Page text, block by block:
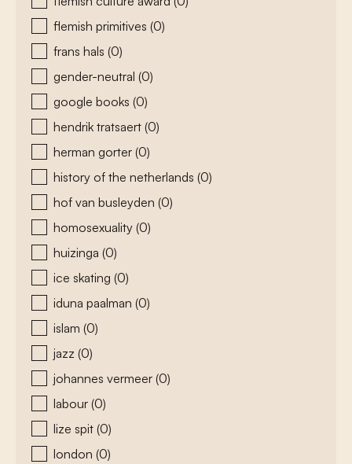
flemish primitives (0)
frans hals (0)
gender-neutral (0)
google books (0)
hendrik tratsaert (0)
herman gorter (0)
history of the netherlands (0)
hof van busleyden (0)
homosexuality (0)
huizinga (0)
ice skating (0)
iduna paalman (0)
islam (0)
jazz (0)
johannes vermeer (0)
labour (0)
lize spit (0)
london (0)